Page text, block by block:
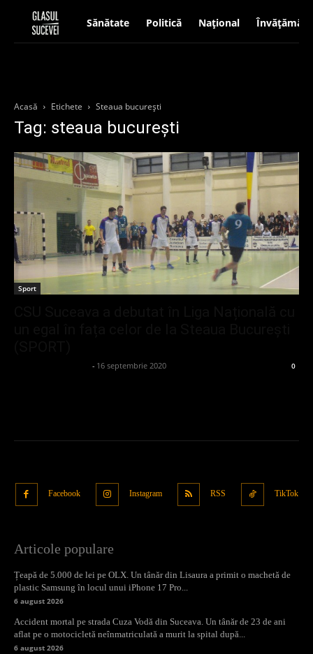
Sănătate Politică Național Învățământ
Acasă Etichete Steaua bucurești
Tag: steaua bucurești
Sport
- 16 septembrie 2020 0
Facebook Instagram RSS TikTok
Articole populare
Țeapă de 5.000 de lei pe OLX. Un tânăr din Lisaura a primit o machetă de
plastic Samsung în locul unui iPhone 17 Pro...
6 august 2026
Accident mortal pe strada Cuza Vodă din Suceava. Un tânăr de 23 de ani
aflat pe o motocicletă neînmatriculată a murit la spital după...
6 august 2026